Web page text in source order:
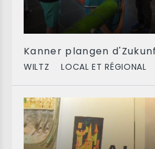
Kanner plangen
WILTZ LOCAL ET RÉGIONAL